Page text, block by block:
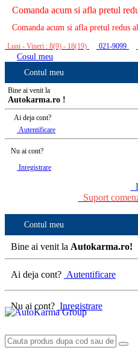
Comanda acum si afla pretul
Comanda acum si afla pretul redus
Luni - Vineri : 8(9) - 18(19) 021-9099
Cosul meu
Contul meu
Bine ai venit la
Autokarma.ro !
Ai deja cont?
Autentificare
Nu ai cont?
Inregistrare
Suport
Contul meu
Bine ai venit la Autokarma.ro!
Ai deja cont? Autentificare
Nu ai cont? Inregistrare